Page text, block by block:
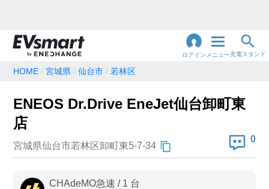
ログイン メニュー充電スタンド
地名・観光スポット・住所 で検索
急速充電器のみ表示
HOME 宮城県 仙台市 若林区
ENEOS Dr.Drive EneJet仙台卸町東
店
宮城県仙台市若林区卸町東5-7-34
0
CHAdeMO急速 / 1 台